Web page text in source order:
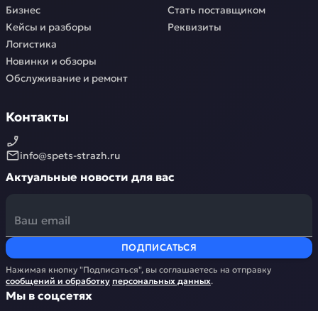
Бизнес
Кейсы и разборы
Логистика
Новинки и обзоры
Обслуживание и ремонт
Стать поставщиком
Реквизиты
Контакты
info@spets-strazh.ru
Актуальные новости для вас
ПОДПИСАТЬСЯ
Нажимая кнопку "Подписаться", вы соглашаетесь на отправку
сообщений и обработку персональных данных.
Мы в соцсетях